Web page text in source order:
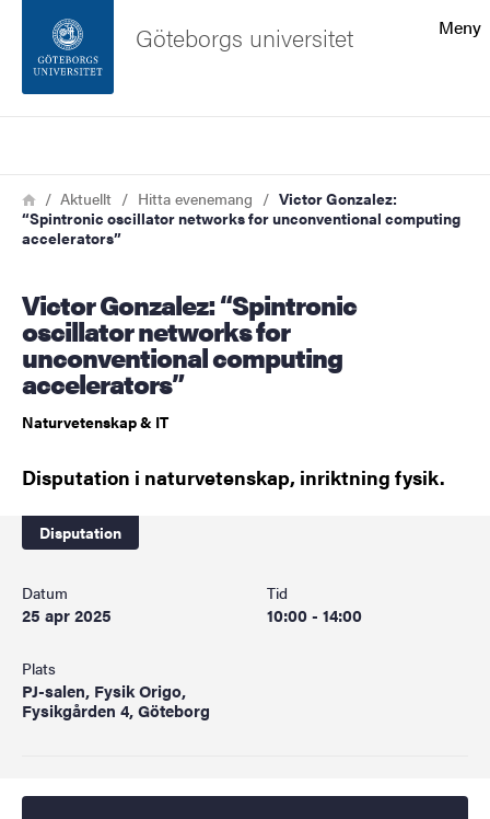
Sidfoten
Om webbplatsen
Meny
Göteborgs universitet
Länkstig
HemAktuellt Hitta evenemang
Victor Gonzalez:
“Spintronic oscillator networks for unconventional computing
accelerators”
Victor Gonzalez: “Spintronic
oscillator networks for
unconventional computing
accelerators”
Naturvetenskap & IT
Disputation i naturvetenskap, inriktning fysik.
Disputation
Datum
25 apr 2025
Tid
10:00 - 14:00
Plats
PJ-salen, Fysik Origo,
Fysikgården 4, Göteborg